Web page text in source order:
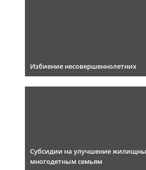
Избиение несовершеннолетних
Субсидии на улучшение
многодетным семьям